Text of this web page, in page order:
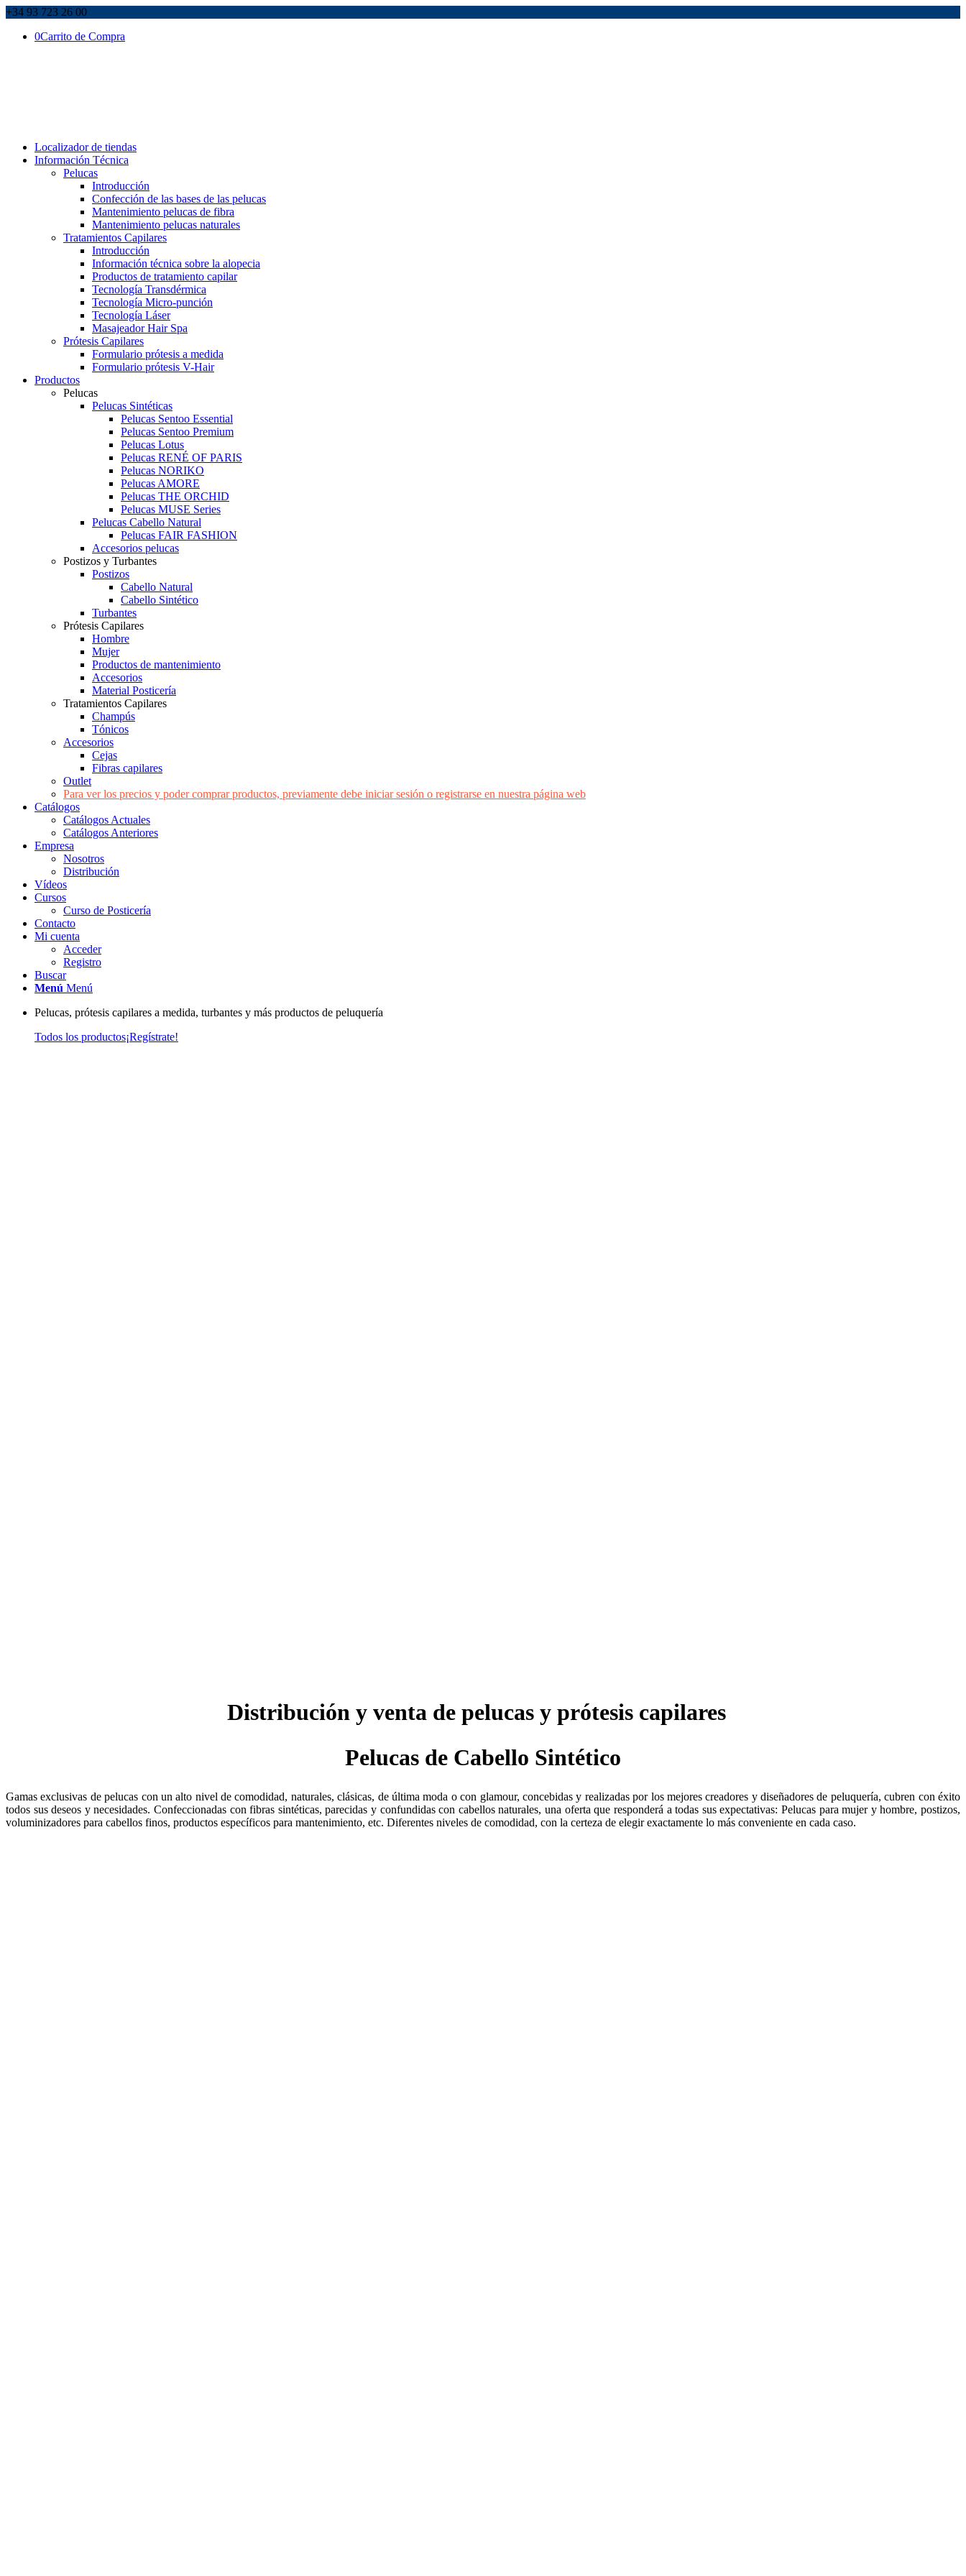
+34 93 723 26 00
0Carrito de Compra
Localizador de tiendas
Información Técnica
Pelucas
Introducción
Confección de las bases de las pelucas
Mantenimiento pelucas de fibra
Mantenimiento pelucas naturales
Tratamientos Capilares
Introducción
Información técnica sobre la alopecia
Productos de tratamiento capilar
Tecnología Transdérmica
Tecnología Micro-punción
Tecnología Láser
Masajeador Hair Spa
Prótesis Capilares
Formulario prótesis a medida
Formulario prótesis V-Hair
Productos
Pelucas
Pelucas Sintéticas
Pelucas Sentoo Essential
Pelucas Sentoo Premium
Pelucas Lotus
Pelucas RENÉ OF PARIS
Pelucas NORIKO
Pelucas AMORE
Pelucas THE ORCHID
Pelucas MUSE Series
Pelucas Cabello Natural
Pelucas FAIR FASHION
Accesorios pelucas
Postizos y Turbantes
Postizos
Cabello Natural
Cabello Sintético
Turbantes
Prótesis Capilares
Hombre
Mujer
Productos de mantenimiento
Accesorios
Material Posticería
Tratamientos Capilares
Champús
Tónicos
Accesorios
Cejas
Fibras capilares
Outlet
Para ver los precios y poder comprar productos, previamente debe iniciar sesión o registrarse en nuestra página web
Catálogos
Catálogos Actuales
Catálogos Anteriores
Empresa
Nosotros
Distribución
Vídeos
Cursos
Curso de Posticería
Contacto
Mi cuenta
Acceder
Registro
Buscar
Menú Menú
Pelucas, prótesis capilares a medida, turbantes y más productos de peluquería
Todos los productos¡Regístrate!
Distribución y venta de pelucas y prótesis capilares
Pelucas de Cabello Sintético
Gamas exclusivas de pelucas con un alto nivel de comodidad, naturales, clásicas, de última moda o con glamour, concebidas y realizadas por los mejores creadores y diseñadores de peluquería, cubren con éxito
todos sus deseos y necesidades. Confeccionadas con fibras sintéticas, parecidas y confundidas con cabellos naturales, una oferta que responderá a todas sus expectativas: Pelucas para mujer y hombre, postizos,
voluminizadores para cabellos finos, productos específicos para mantenimiento, etc. Diferentes niveles de comodidad, con la certeza de elegir exactamente lo más conveniente en cada caso.